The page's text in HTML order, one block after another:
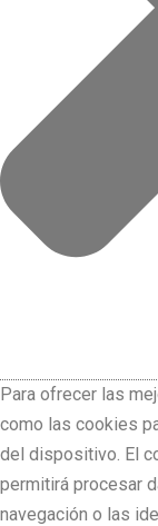
Para ofrecer las
como las cookies
del dispositivo. El
permitirá procesar
navegación o las